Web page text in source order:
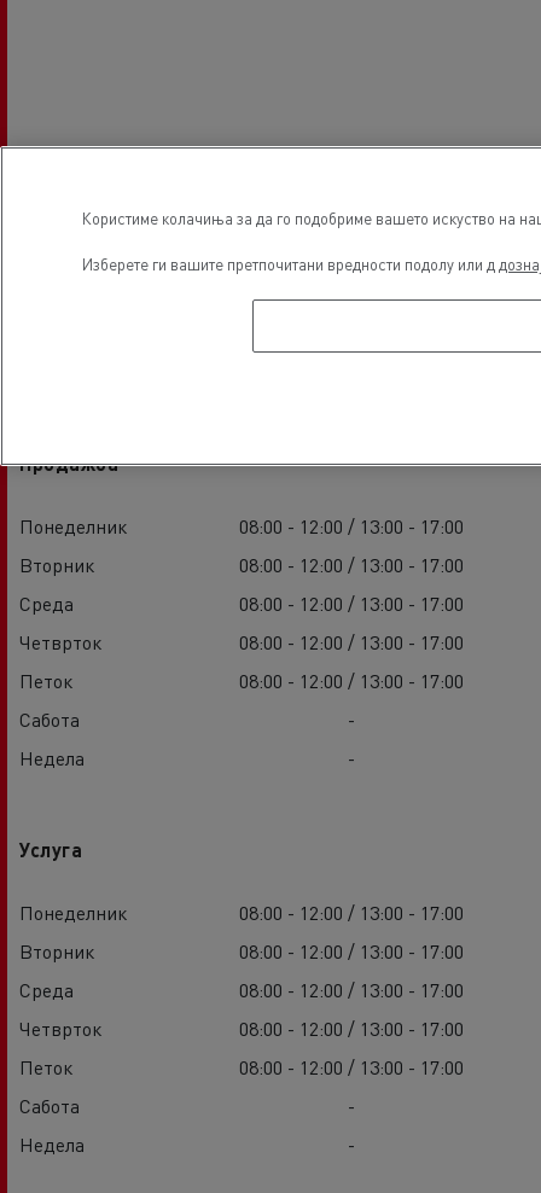
Часови за основање
Продажба
Понеделник
08:00 - 12:00 / 13:00 - 17:00
Вторник
08:00 - 12:00 / 13:00 - 17:00
Среда
08:00 - 12:00 / 13:00 - 17:00
Четврток
08:00 - 12:00 / 13:00 - 17:00
Петок
08:00 - 12:00 / 13:00 - 17:00
Сабота
-
Недела
-
Услуга
Понеделник
08:00 - 12:00 / 13:00 - 17:00
Вторник
08:00 - 12:00 / 13:00 - 17:00
Среда
08:00 - 12:00 / 13:00 - 17:00
Четврток
08:00 - 12:00 / 13:00 - 17:00
Петок
08:00 - 12:00 / 13:00 - 17:00
Сабота
-
Недела
-
Користиме колачиња за да го подобриме вашето искуство на
Изберете ги вашите претпочитани вредности подолу или д